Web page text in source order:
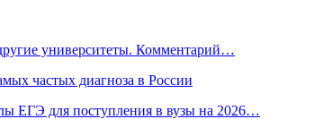
университеты. Комментарий…
частых диагноза в России
ЕГЭ для поступления в вузы на 2026…